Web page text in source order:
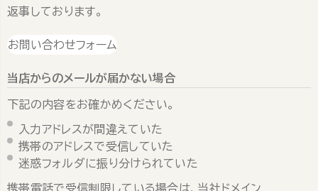
返事しております。
お問い合わせフォーム
当店からのメールが届かない場合
下記の内容をお確かめください。
入力アドレスが間違えていた
携帯のアドレスで受信していた
迷惑フォルダに振り分けられていた
携帯電話で受信制限している場合は、当社ドメイン